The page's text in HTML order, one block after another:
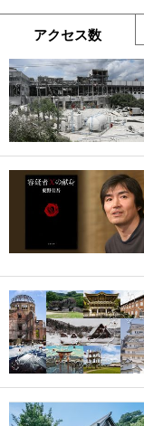
アクセス数